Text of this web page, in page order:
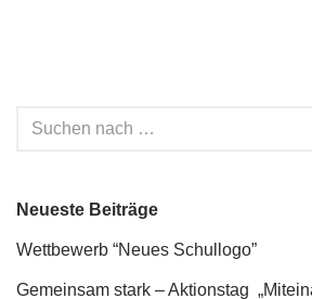
Neueste Beiträge
Wettbewerb “Neues Schullogo”
Gemeinsam stark – Aktionstag